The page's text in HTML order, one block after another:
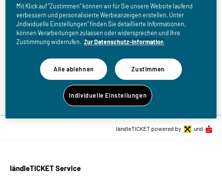
bis
Zurück zur Eventliste
ländleTICKET Service
ländleTICKET powered by und
Mit Klick auf "Zustimmen" können wir für Sie unsere Website laufend
verbessern und personalisierte Werbeanzeigen erstellen. Unter
„Individuelle Einstellungen“ finden Sie detaillierte Informationen,
können Verarbeitungen zulassen oder widersprechen und Ihre
Zustimmung widerrufen. Zur Datenschutz-Information
Alle ablehnen Zustimmen
Individuelle Einstellungen